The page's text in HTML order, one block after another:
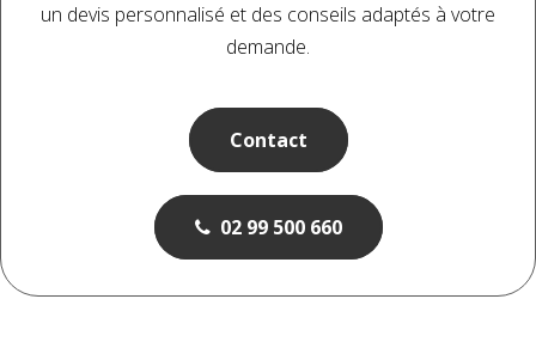
un devis personnalisé et des conseils adaptés à votre
demande.
Contact
02 99 500 660